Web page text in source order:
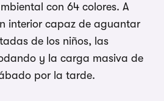
con 64 colores. A
interior capaz de aguantar
de los niños, las
y la carga masiva de
por la tarde.